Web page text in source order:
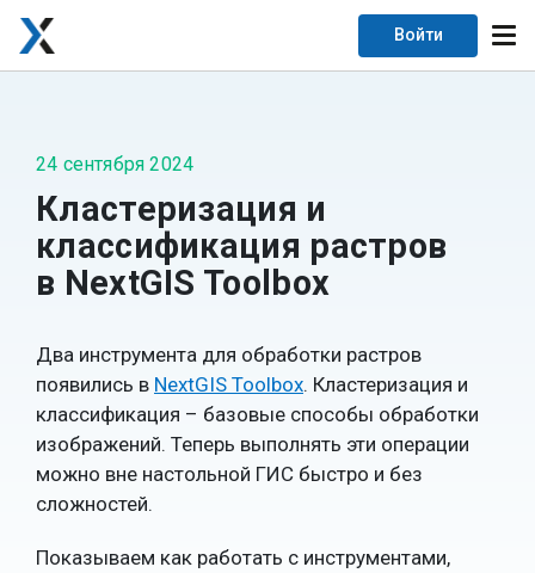
Войти
24 сентября 2024
Кластеризация и
классификация растров
в NextGIS Toolbox
Два инструмента для обработки растров
появились в NextGIS Toolbox. Кластеризация и
классификация – базовые способы обработки
изображений. Теперь выполнять эти операции
можно вне настольной ГИС быстро и без
сложностей.
Показываем как работать с инструментами,